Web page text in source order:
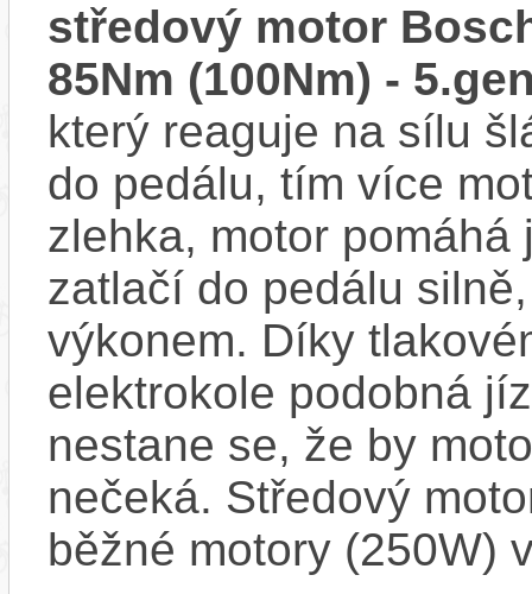
středový motor
85Nm (100Nm) -
který reaguje na sílu
do pedálu, tím více
zlehka, motor
zatlačí do pedálu
výkonem. Díky
elektrokole podobná
nestane se, že by
nečeká. Středový
běžné motory (250W)